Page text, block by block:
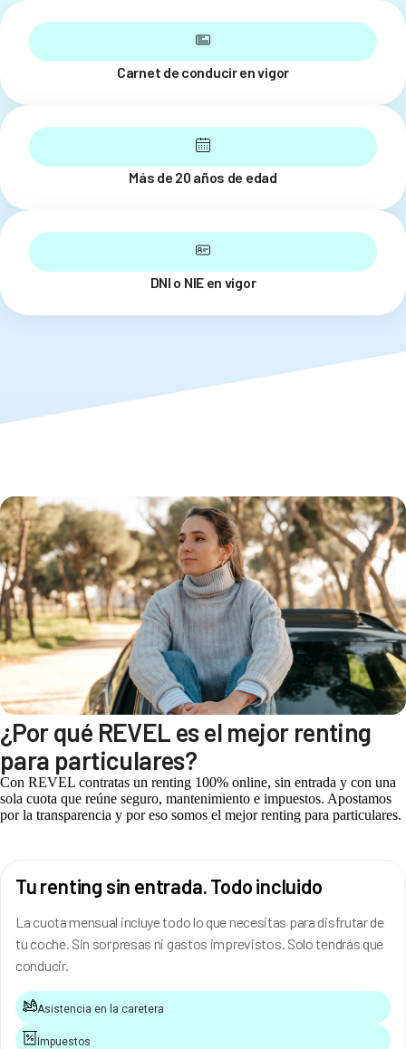
Carnet de conducir en vigor
Más de 20 años de edad
DNI o NIE en vigor
¿Por qué REVEL es el mejor renting
para particulares?
Con REVEL contratas un renting 100% online, sin entrada y con una
sola cuota que reúne seguro, mantenimiento e impuestos. Apostamos
por la transparencia y por eso somos el mejor renting para particulares.
Tu renting sin entrada. Todo incluido
La cuota mensual incluye todo lo que necesitas para disfrutar de
tu coche. Sin sorpresas ni gastos imprevistos. Solo tendrás que
conducir.
Asistencia en la caretera
Impuestos